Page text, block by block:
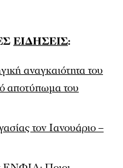
ΕΙΔΗΣΕΙΣ:
αναγκαιότητα του
αποτύπωμα του
τον Ιανουάριο –